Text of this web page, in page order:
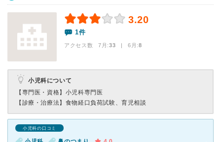
3.20
1件
アクセス数 7月:33 | 6月:8
小児科について
【専門医・資格】 小児科専門医
【診療・治療法】 食物経口負荷試験、育児相談
小児科の口コミ